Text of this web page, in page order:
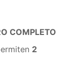
COMPLETO
2